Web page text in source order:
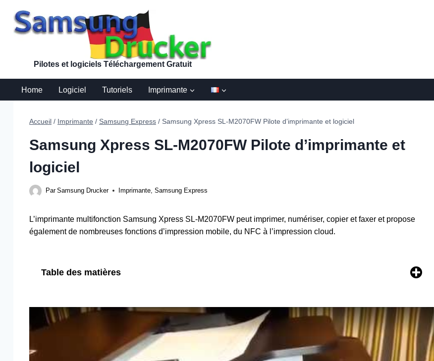
contenu
Pilotes et logiciels Téléchargement Gratuit
Home Logiciel Tutoriels Imprimante
Accueil / Imprimante / Samsung Express / Samsung Xpress SL-M2070FW Pilote d’imprimante et logiciel
Samsung Xpress SL-M2070FW Pilote d’imprimante et
logiciel
Par Samsung Drucker Imprimante,Samsung Express
L’imprimante multifonction Samsung Xpress SL-M2070FW peut imprimer, numériser, copier et faxer et propose
également de nombreuses fonctions d’impression mobile, du NFC à l’impression cloud.
Table des matières